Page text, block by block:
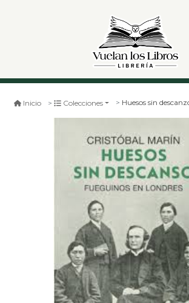
Inicio Colecciones Huesos sin descanzo